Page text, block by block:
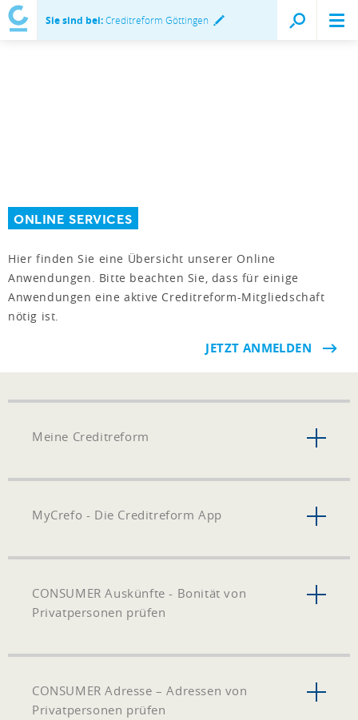
Sie sind bei:Creditreform Göttingen
ONLINE SERVICES
Hier finden Sie eine Übersicht unserer Online
Anwendungen. Bitte beachten Sie, dass für einige
Anwendungen eine aktive Creditreform-Mitgliedschaft
nötig ist.
JETZT ANMELDEN
Meine Creditreform
MyCrefo - Die Creditreform App
CONSUMER Auskünfte - Bonität von
Privatpersonen prüfen
CONSUMER Adresse – Adressen von
Privatpersonen prüfen